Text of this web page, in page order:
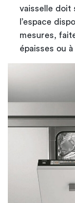
vaisselle doit
l’espace
mesures,
épaisses ou